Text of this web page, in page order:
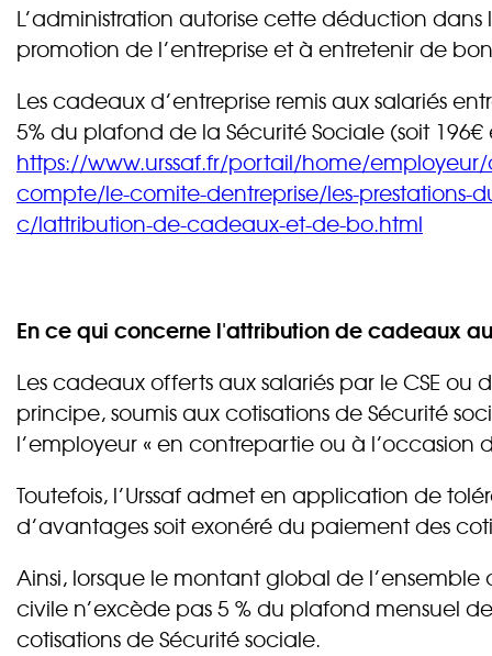
L’administration autorise cette déduction
promotion de l’entreprise et à entretenir de
Les cadeaux d’entreprise remis aux salariés
5% du plafond de la Sécurité Sociale (soit 196€
https://www.urssaf.fr/portail/home/
compte/le-comite-dentreprise/les-prestations-
c/lattribution-de-cadeaux-et-de-bo.html
En ce qui concerne l'attribution de cadeaux
Les cadeaux offerts aux salariés par le CSE
principe, soumis aux cotisations de Sécurité
l’employeur « en contrepartie ou à l’occasion
Toutefois, l’Urssaf admet en application de
d’avantages soit exonéré du paiement des
Ainsi, lorsque le montant global de
civile n’excède pas 5 % du plafond mensuel
cotisations de Sécurité sociale.